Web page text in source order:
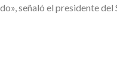
señaló el presidente